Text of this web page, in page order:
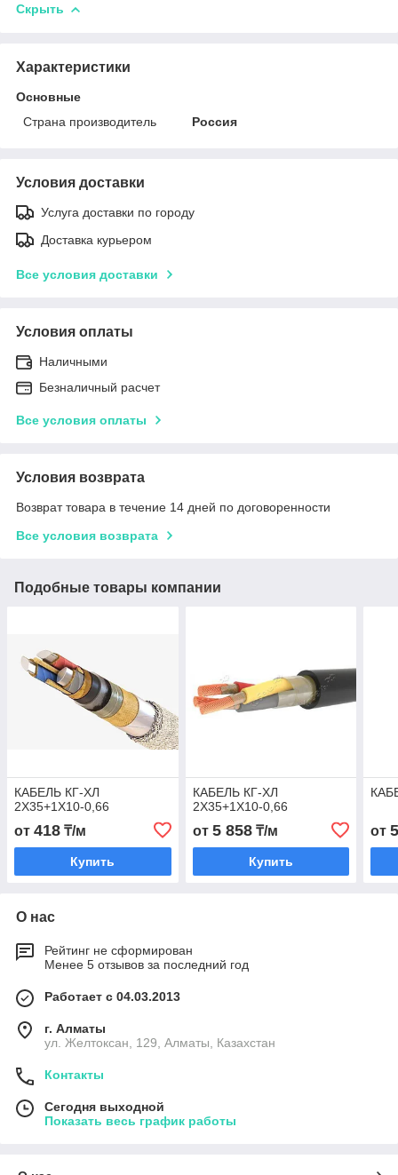
Скрыть
Характеристики
Основные
Страна производитель
Россия
Условия доставки
Услуга доставки по городу
Доставка курьером
Все условия доставки
Условия оплаты
Наличными
Безналичный расчет
Все условия оплаты
Условия возврата
Возврат товара в течение 14 дней по договоренности
Все условия возврата
Подобные товары компании
КАБЕЛЬ КГ-ХЛ
2Х35+1Х10-0,66
от 418 ₸/м
Купить
КАБЕЛЬ КГ-ХЛ
2Х35+1Х10-0,66
от 5 858₸/м
Купить
от
О нас
Рейтинг не сформирован
Менее 5 отзывов за последний год
Работает с 04.03.2013
г. Алматы
ул. Желтоксан, 129, Алматы, Казахстан
Контакты
Сегодня выходной
Показать весь график работы